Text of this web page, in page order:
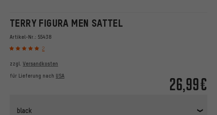
TERRY FIGURA MEN SATTEL
Artikel-Nr.: 55438
2
26,99€
zzgl. Versandkosten
für Lieferung nach USA
black